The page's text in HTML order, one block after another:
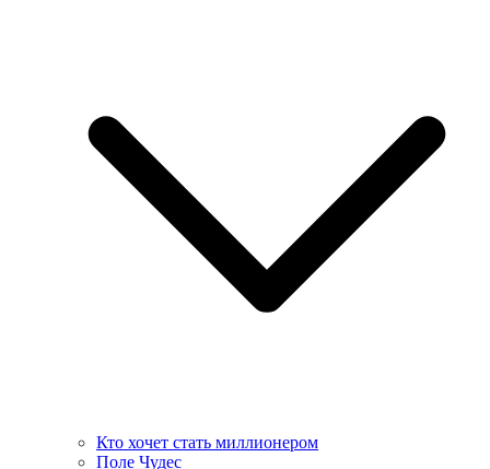
Кто хочет стать миллионером
Поле Чудес